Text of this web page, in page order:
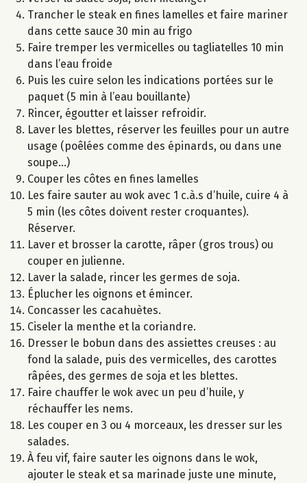
Trancher le steak en fines lamelles et faire mariner
dans cette sauce 30 min au frigo
Faire tremper les vermicelles ou tagliatelles 10 min
dans l’eau froide
Puis les cuire selon les indications portées sur le
paquet (5 min à l’eau bouillante)
Rincer, égoutter et laisser refroidir.
Laver les blettes, réserver les feuilles pour un autre
usage (poêlées comme des épinards, ou dans une
soupe...)
Couper les côtes en fines lamelles
Les faire sauter au wok avec 1 c.à.s d’huile, cuire 4 à
5 min (les côtes doivent rester croquantes).
Réserver.
Laver et brosser la carotte, râper (gros trous) ou
couper en julienne.
Laver la salade, rincer les germes de soja.
Éplucher les oignons et émincer.
Concasser les cacahuètes.
Ciseler la menthe et la coriandre.
Dresser le bobun dans des assiettes creuses : au
fond la salade, puis des vermicelles, des carottes
râpées, des germes de soja et les blettes.
Faire chauffer le wok avec un peu d’huile, y
réchauffer les nems.
Les couper en 3 ou 4 morceaux, les dresser sur les
salades.
À feu vif, faire sauter les oignons dans le wok,
ajouter le steak et sa marinade juste une minute,